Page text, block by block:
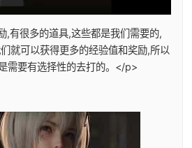
,有很多的道具,这些都是我们需要的,
就可以获得更多的经验值和奖励,所以
需要有选择性的去打的。</p>